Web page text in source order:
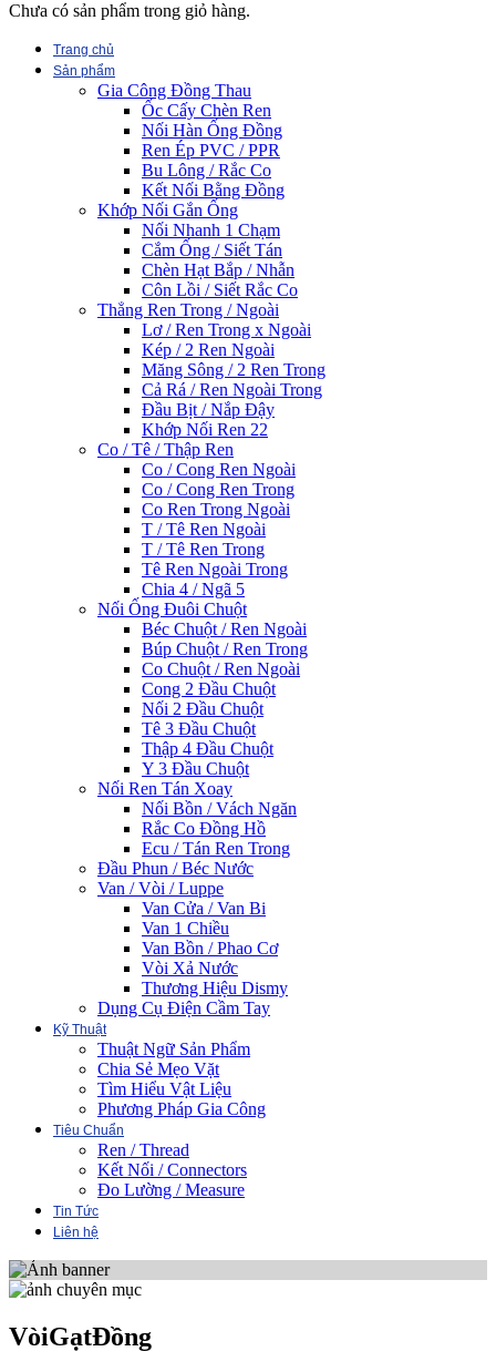
Chưa có sản phẩm trong giỏ hàng.
Trang chủ
Sản phẩm
Gia Công Đồng Thau
Ốc Cấy Chèn Ren
Nối Hàn Ống Đồng
Ren Ép PVC / PPR
Bu Lông / Rắc Co
Kết Nối Bằng Đồng
Khớp Nối Gắn Ống
Nối Nhanh 1 Chạm
Cắm Ống / Siết Tán
Chèn Hạt Bắp / Nhẫn
Côn Lồi / Siết Rắc Co
Thẳng Ren Trong / Ngoài
Lơ / Ren Trong x Ngoài
Kép / 2 Ren Ngoài
Măng Sông / 2 Ren Trong
Cả Rá / Ren Ngoài Trong
Đầu Bịt / Nắp Đậy
Khớp Nối Ren 22
Co / Tê / Thập Ren
Co / Cong Ren Ngoài
Co / Cong Ren Trong
Co Ren Trong Ngoài
T / Tê Ren Ngoài
T / Tê Ren Trong
Tê Ren Ngoài Trong
Chia 4 / Ngã 5
Nối Ống Đuôi Chuột
Béc Chuột / Ren Ngoài
Búp Chuột / Ren Trong
Co Chuột / Ren Ngoài
Cong 2 Đầu Chuột
Nối 2 Đầu Chuột
Tê 3 Đầu Chuột
Thập 4 Đầu Chuột
Y 3 Đầu Chuột
Nối Ren Tán Xoay
Nối Bồn / Vách Ngăn
Rắc Co Đồng Hồ
Ecu / Tán Ren Trong
Đầu Phun / Béc Nước
Van / Vòi / Luppe
Van Cửa / Van Bi
Van 1 Chiều
Van Bồn / Phao Cơ
Vòi Xả Nước
Thương Hiệu Dismy
Dụng Cụ Điện Cầm Tay
Kỹ Thuật
Thuật Ngữ Sản Phẩm
Chia Sẻ Mẹo Vặt
Tìm Hiểu Vật Liệu
Phương Pháp Gia Công
Tiêu Chuẩn
Ren / Thread
Kết Nối / Connectors
Đo Lường / Measure
Tin Tức
Liên hệ
VòiGạtĐồng